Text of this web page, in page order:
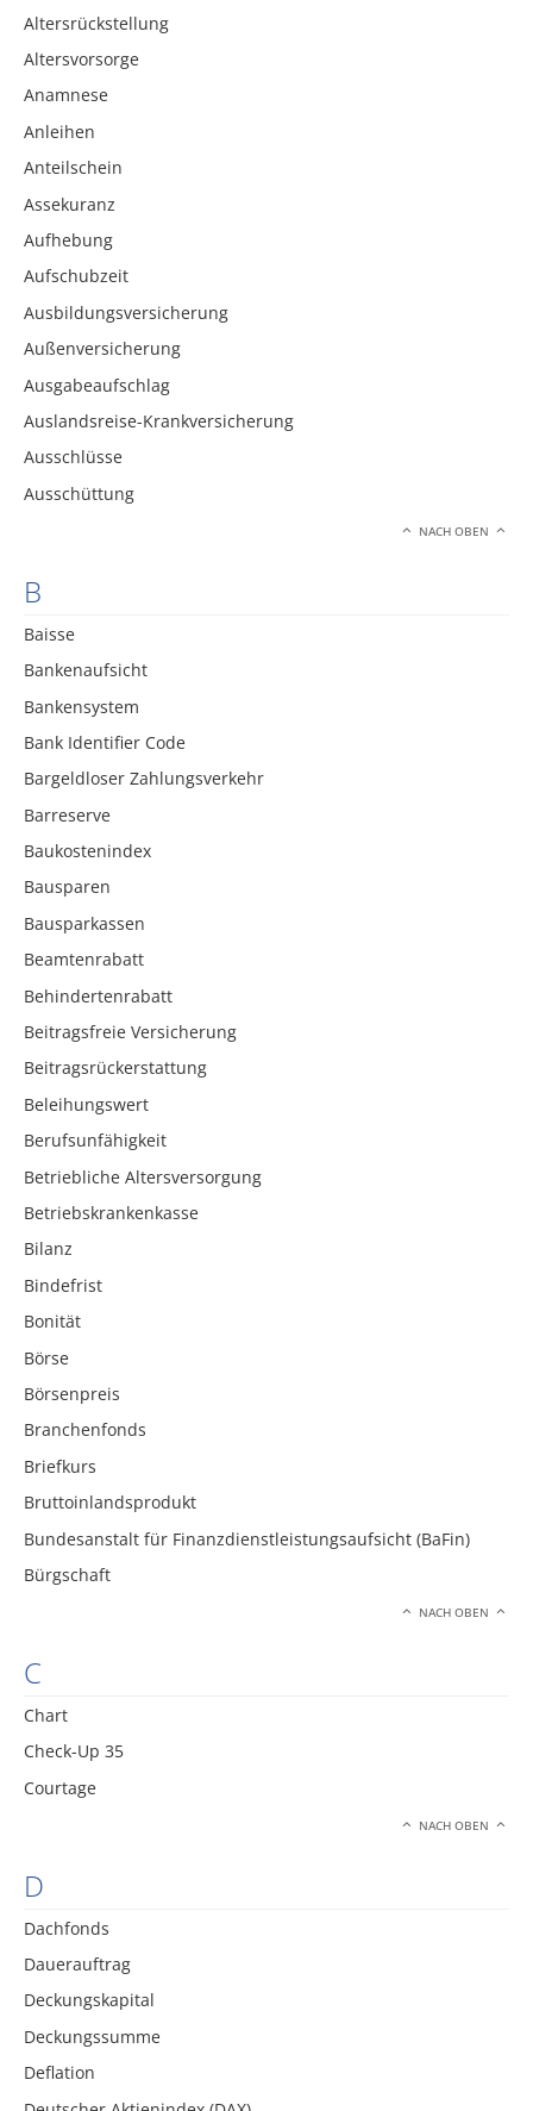
Altersrückstellung
Altersvorsorge
Anamnese
Anleihen
Anteilschein
Assekuranz
Aufhebung
Aufschubzeit
Ausbildungsversicherung
Außenversicherung
Ausgabeaufschlag
Auslandsreise-Krankversicherung
Ausschlüsse
Ausschüttung
NACH OBEN
B
Baisse
Bankenaufsicht
Bankensystem
Bank Identifier Code
Bargeldloser Zahlungsverkehr
Barreserve
Baukostenindex
Bausparen
Bausparkassen
Beamtenrabatt
Behindertenrabatt
Beitragsfreie Versicherung
Beitragsrückerstattung
Beleihungswert
Berufsunfähigkeit
Betriebliche Altersversorgung
Betriebskrankenkasse
Bilanz
Bindefrist
Bonität
Börse
Börsenpreis
Branchenfonds
Briefkurs
Bruttoinlandsprodukt
Bundesanstalt für Finanzdienstleistungsaufsicht (BaFin)
Bürgschaft
NACH OBEN
C
Chart
Check-Up 35
Courtage
NACH OBEN
D
Dachfonds
Dauerauftrag
Deckungskapital
Deckungssumme
Deflation